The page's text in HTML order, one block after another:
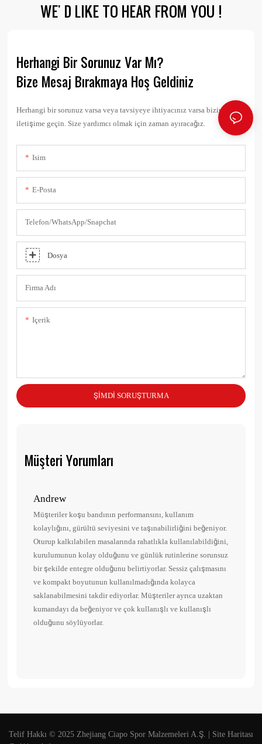
WE' D LIKE TO HEAR FROM YOU !
Herhangi Bir Sorunuz Var Mı?
Bize Mesaj Bırakmaya Hoş Geldiniz
Herhangi bir sorunuz varsa veya tavsiyeye ihtiyacınız varsa bizimle
iletişime geçin. Size yardımcı olmak için zaman ayıracağız.
Isim
E-Posta
Telefon/WhatsApp/Snapchat
Dosya
Firma Adı
Içerik
ŞIMDI SORUŞTURMA
Müşteri Yorumları
Andrew
Müşteriler koşu bandının performansını, kullanım
kolaylığını, gürültü seviyesini ve taşınabilirliğini beğeniyor.
Oturup kalkılabilen masalarında rahatlıkla kullanılabildiğini,
kurulumunun kolay olduğunu ve günlük rutinlerine sorunsuz
bir şekilde entegre olduğunu belirtiyorlar. Sessiz çalışmasını
ve kompakt boyutunun kullanılmadığında kolayca
saklanabilmesini takdir ediyorlar. Müşteriler ayrıca uzaktan
kumandayı da beğeniyor ve çok kullanışlı ve kullanışlı
olduğunu söylüyorlar.
Telif Hakkı © 2025 Zhejiang Ciapo Spor Malzemeleri A.Ş. | Site Haritası